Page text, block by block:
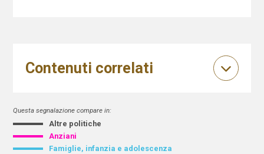
Contenuti correlati
Questa segnalazione compare in:
Altre politiche
Anziani
Famiglie, infanzia e adolescenza